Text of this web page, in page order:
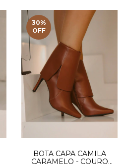
30%
OFF
BOTA CAPA CAMILA
CARAMELO - COURO